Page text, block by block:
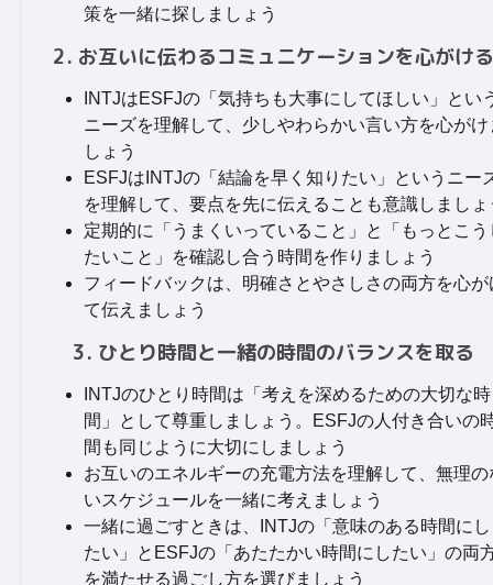
策を一緒に探しましょう
2. お互いに伝わるコミュニケーションを心がけ
INTJはESFJの「気持ちも大事にしてほしい」とい
ニーズを理解して、少しやわらかい言い方を心がけ
しょう
ESFJはINTJの「結論を早く知りたい」というニー
を理解して、要点を先に伝えることも意識しましょ
定期的に「うまくいっていること」と「もっとこう
たいこと」を確認し合う時間を作りましょう
フィードバックは、明確さとやさしさの両方を心が
て伝えましょう
3. ひとり時間と一緒の時間のバランスを取る
INTJのひとり時間は「考えを深めるための大切な時
間」として尊重しましょう。ESFJの人付き合いの
間も同じように大切にしましょう
お互いのエネルギーの充電方法を理解して、無理の
いスケジュールを一緒に考えましょう
一緒に過ごすときは、INTJの「意味のある時間にし
たい」とESFJの「あたたかい時間にしたい」の両
を満たせる過ごし方を選びましょう